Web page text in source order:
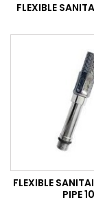
FLEXIBLE
FLEXIBLE
PIPE 10